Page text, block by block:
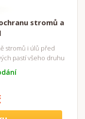
stromů a
stromů i úlů před
pastí všeho druhu